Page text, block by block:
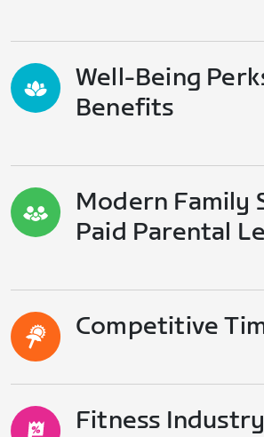
Well-Being
Benefits
Modern Family
Paid Parental
Competitive
Fitness